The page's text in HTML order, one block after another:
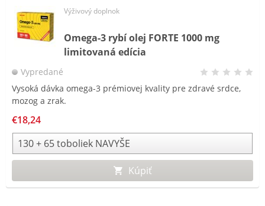
Výživový doplnok
Omega-3 rybí olej FORTE 1000 mg
limitovaná edícia
Vypredané
Vysoká dávka omega-3 prémiovej kvality pre zdravé srdce,
mozog a zrak.
€18,24
Kúpiť